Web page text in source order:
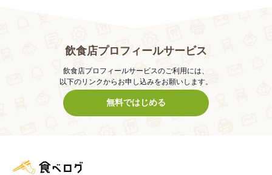
飲食店プロフィールサービス
飲食店プロフィールサービスのご利用には、
以下のリンクからお申し込みをお願いします。
無料ではじめる